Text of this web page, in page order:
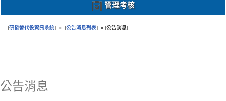
管理考核
[研發替代役資訊系統] » [公告消息列表] » [公告消息]
公告消息